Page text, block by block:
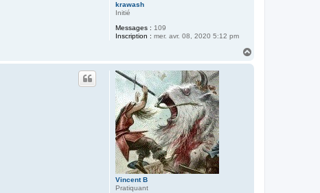
krawash
Initié
Messages : 109
Inscription : mer. avr. 08, 2020 5:12 pm
Vincent B
Pratiquant